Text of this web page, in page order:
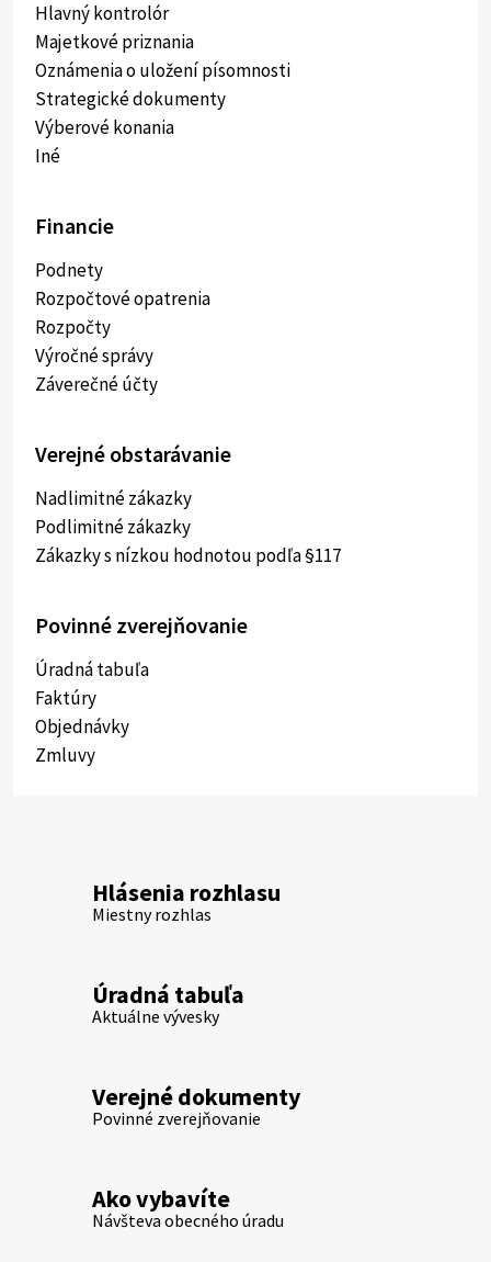
Hlavný kontrolór
Majetkové priznania
Oznámenia o uložení písomnosti
Strategické dokumenty
Výberové konania
Iné
Financie
Podnety
Rozpočtové opatrenia
Rozpočty
Výročné správy
Záverečné účty
Verejné obstarávanie
Nadlimitné zákazky
Podlimitné zákazky
Zákazky s nízkou hodnotou podľa §117
Povinné zverejňovanie
Úradná tabuľa
Faktúry
Objednávky
Zmluvy
Hlásenia rozhlasu
Miestny rozhlas
Úradná tabuľa
Aktuálne vývesky
Verejné dokumenty
Povinné zverejňovanie
Ako vybavíte
Návšteva obecného úradu